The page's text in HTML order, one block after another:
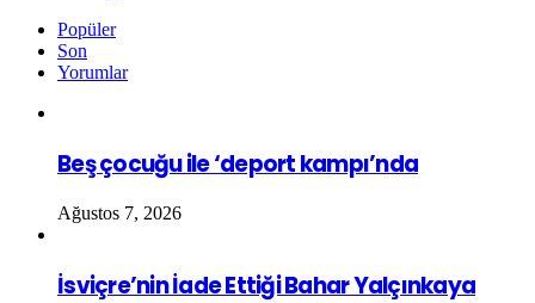
Popüler
Son
Yorumlar
Beş çocuğu ile ‘deport kampı’nda
Ağustos 7, 2026
İsviçre’nin İade Ettiği Bahar Yalçınkaya